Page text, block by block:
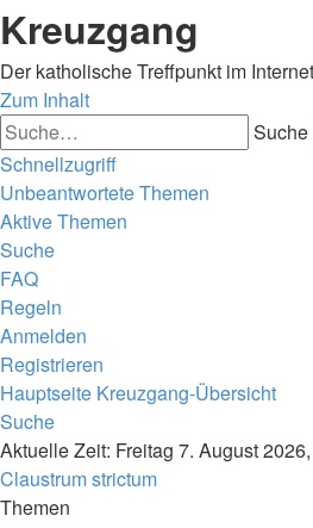
Kreuzgang
Der katholische Treffpunkt im
Zum Inhalt
Suche
Schnellzugriff
Unbeantwortete Themen
Aktive Themen
Suche
FAQ
Regeln
Anmelden
Registrieren
Hauptseite Kreuzgang-Übersicht
Suche
Aktuelle Zeit: Freitag 7. August
Claustrum strictum
Themen